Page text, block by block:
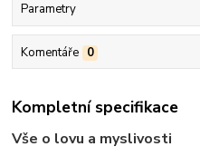
Parametry
Komentáře 0
Kompletní specifikace
Vše o lovu a myslivosti